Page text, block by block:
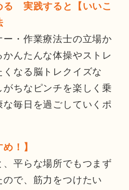
る 実践すると【いいこ
・作業療法士の立場か
んたんな体操やストレ
くなる脳トレクイズな
がちなピンチを楽しく乗
な毎日を過ごしていくポ
！】
、平らな場所でもつまず
ので、筋力をつけたい